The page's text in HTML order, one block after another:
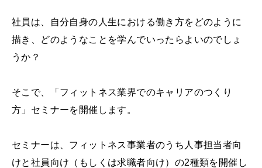
社員は、自分自身の人生における働き方をどのように
描き、どのようなことを学んでいったらよいのでしょ
うか？
そこで、「フィットネス業界でのキャリアのつくり
方」セミナーを開催します。
セミナーは、フィットネス事業者のうち人事担当者向
けと社員向け（もしくは求職者向け）の2種類を開催し